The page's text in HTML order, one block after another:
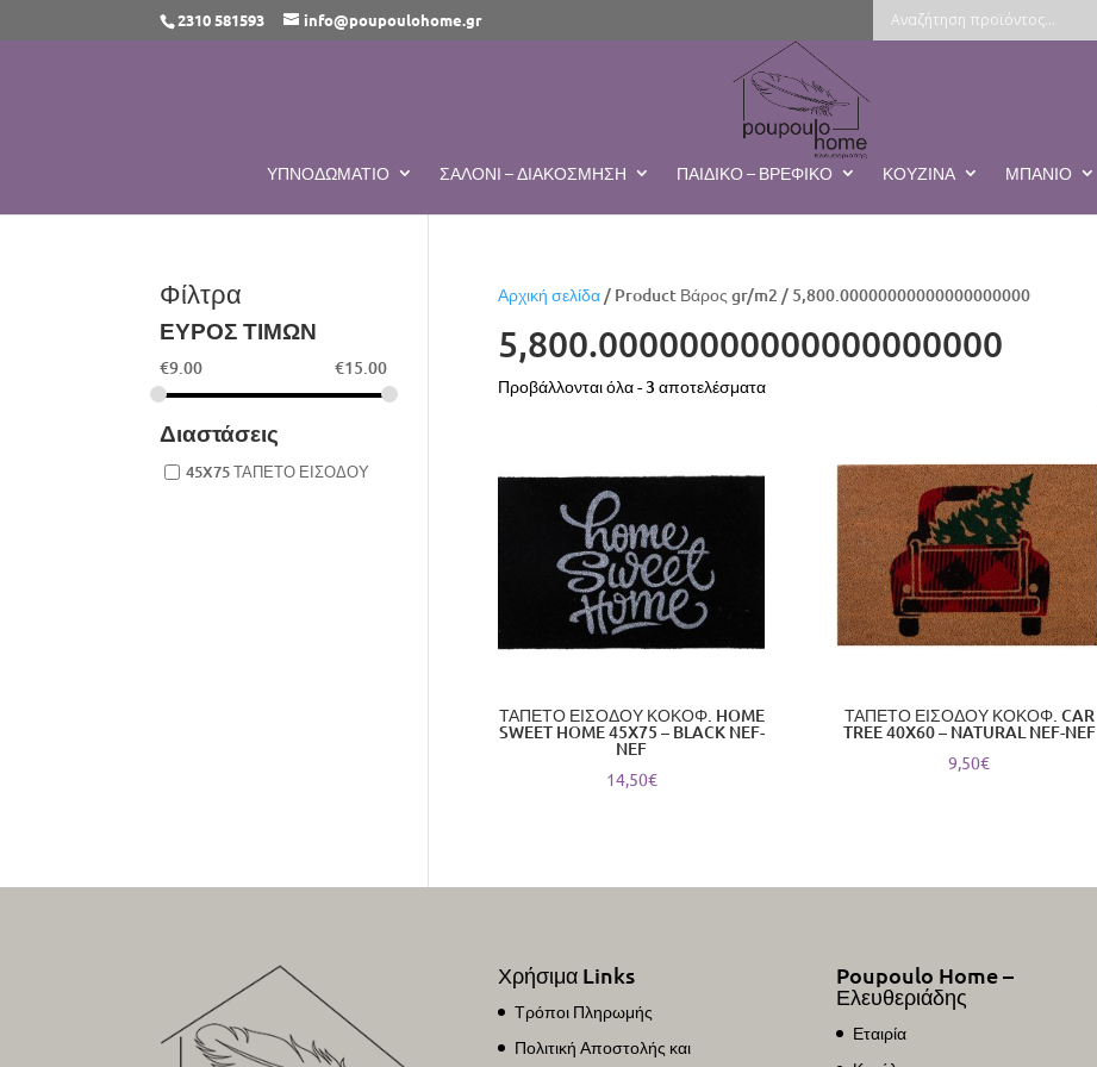
2310 581593 info@poupoulohome.gr
ΥΠΝΟΔΩΜΆΤΙΟ ΣΑΛΌΝΙ – ΔΙΑΚΌΣΜΗΣΗ ΠΑΙΔΙΚΌ – ΒΡΕΦΙΚΌ ΚΟΥΖΊΝΑ ΜΠΆΝΙΟ
Αρχική σελίδα/ Product Βάρος gr/m2 / 5,800.00000000000000000000
5,800.00000000000000000000
Προβάλλονται όλα - 3 αποτελέσματαSorted
ΤΑΠΕΤΟ ΕΙΣΟΔΟΥ ΚΟΚΟΦ. HOME
SWEET HOME 45X75 – BLACK NEF-
NEF
14,50€
ΤΑΠΕΤΟ ΕΙΣΟΔΟΥ ΚΟΚΟΦ. CAR
TREE 40X60 – NATURAL NEF-NEF
9,50€
Φίλτρα
ΕΥΡΟΣ ΤΙΜΩΝ
€9.00 €15.00
Διαστάσεις
45X75 ΤΑΠΕΤΟ ΕΙΣΟΔΟΥ
Χρήσιμα Links
Τρόποι Πληρωμής
Πολιτική Αποστολής και
Poupoulo Home –
Ελευθεριάδης
Εταιρία